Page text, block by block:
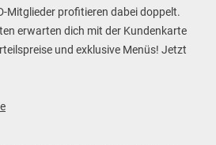
Mitglieder profitieren dabei doppelt.
erwarten dich mit der Kundenkarte
und exklusive Menüs! Jetzt